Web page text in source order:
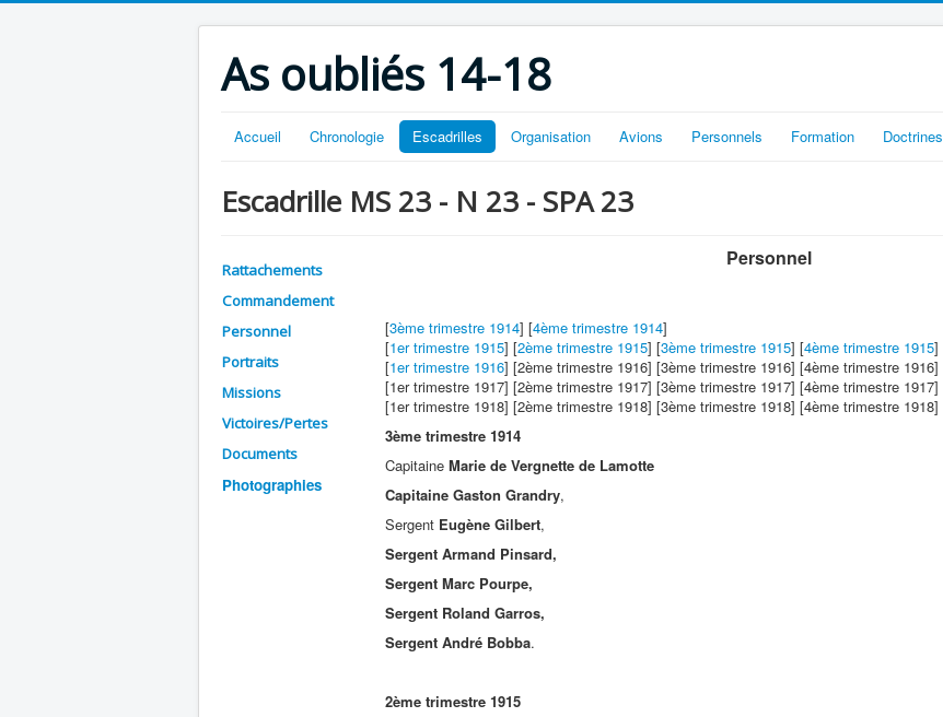
As oubliés 14-18
Accueil Chronologie Escadrilles Organisation Avions Personnels Formation Doctrines
Escadrille MS 23 - N 23 - SPA 23
Rattachements
Commandement
Personnel
Portraits
Missions
Victoires/Pertes
Documents
Photographies
Personnel
[3ème trimestre 1914] [4ème trimestre 1914]
[1er trimestre 1915] [2ème trimestre 1915] [3ème trimestre 1915] [4ème trimestre 1915]
[1er trimestre 1916] [2ème trimestre 1916] [3ème trimestre 1916] [4ème trimestre 1916]
[1er trimestre 1917] [2ème trimestre 1917] [3ème trimestre 1917] [4ème trimestre 1917]
[1er trimestre 1918] [2ème trimestre 1918] [3ème trimestre 1918] [4ème trimestre 1918]
3ème trimestre 1914
Capitaine Marie de Vergnette de Lamotte
Capitaine Gaston Grandry,
Sergent Eugène Gilbert,
Sergent Armand Pinsard,
Sergent Marc Pourpe,
Sergent Roland Garros,
Sergent André Bobba.
2ème trimestre 1915